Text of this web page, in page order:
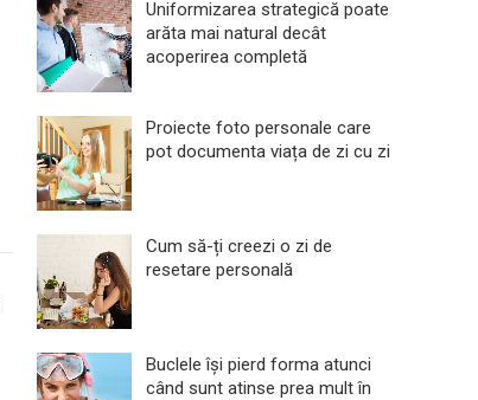
Uniformizarea strategică poate
arăta mai natural decât
acoperirea completă
Proiecte foto personale care
pot documenta viața de zi cu zi
Cum să-ți creezi o zi de
resetare personală
Buclele își pierd forma atunci
când sunt atinse prea mult în